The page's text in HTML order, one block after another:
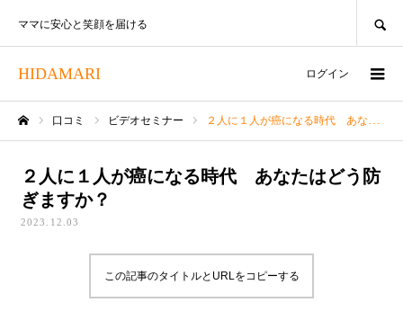
HIDAMARI
ママに安心と笑顔を届ける
ログイン
口コミ ビデオセミナー ２人に１人が癌になる時代 あなたはどう防ぎますか？
２人に１人が癌になる時代 あなたはどう防
ぎますか？
2023.12.03
この記事のタイトルとURLをコピーする